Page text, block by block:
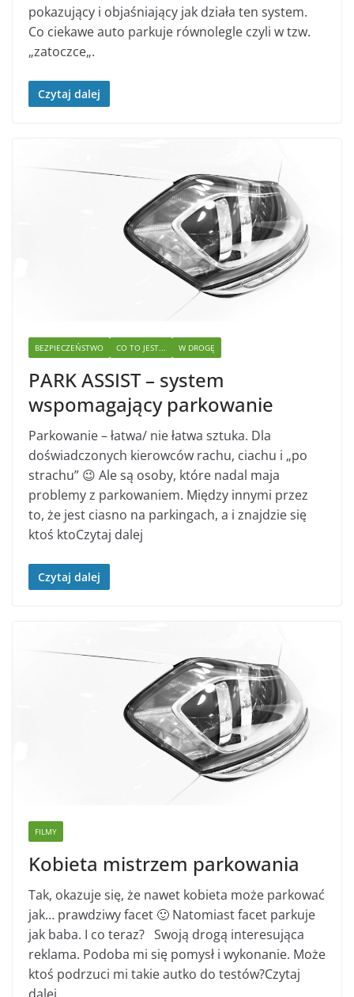
pokazujący i objaśniający jak działa ten system.
Co ciekawe auto parkuje równolegle czyli w tzw.
„zatoczce„.
Czytaj dalej
BEZPIECZEŃSTWO CO TO JEST... W DROGĘ
PARK ASSIST – system
wspomagający parkowanie
Parkowanie – łatwa/ nie łatwa sztuka. Dla
doświadczonych kierowców rachu, ciachu i „po
strachu” 😉 Ale są osoby, które nadal maja
problemy z parkowaniem. Między innymi przez
to, że jest ciasno na parkingach, a i znajdzie się
ktoś ktoCzytaj dalej
Czytaj dalej
FILMY
Kobieta mistrzem parkowania
Tak, okazuje się, że nawet kobieta może parkować
jak… prawdziwy facet 🙂 Natomiast facet parkuje
jak baba. I co teraz? Swoją drogą interesująca
reklama. Podoba mi się pomysł i wykonanie. Może
ktoś podrzuci mi takie autko do testów?Czytaj
dalej